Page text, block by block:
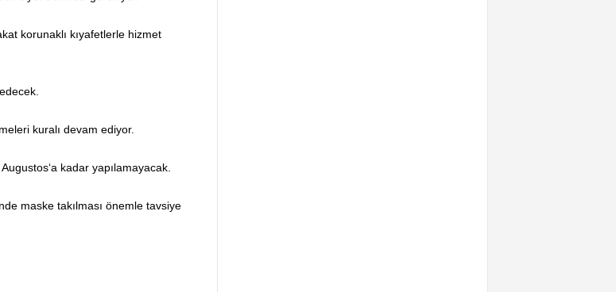
korunaklı kıyafetlerle hizmet
kuralı devam ediyor.
kadar yapılamayacak.
maske takılması önemle tavsiye